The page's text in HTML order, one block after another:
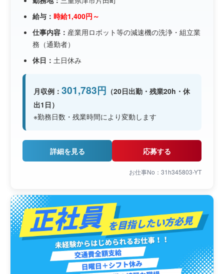
給与： 時給1,400円～
仕事内容： 産業用ロボット等の減速機の洗浄・組立業
務（通勤者）
休日： 土日休み
月収例： 301,783円 （20日出勤・残業20h・休
出1日）
※勤務日数・残業時間により変動します
詳細を見る 応募する
お仕事No：31h345803-YT